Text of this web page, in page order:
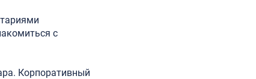
с
Корпоративный